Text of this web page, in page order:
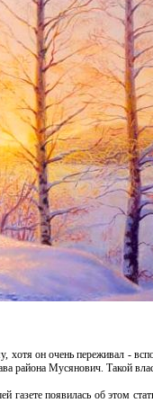
хотя он очень переживал -
района Мусянович. Такой
газете появилась об этом